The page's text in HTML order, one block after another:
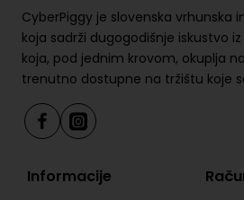
Materijal ručke:
Materijal okvira i prednje
legura
Materijal ručica za
legura
Veličina:
LED svjetla RGB:
CyberPiggy je slovenska vrhunska
koja sadrži dugogodišnje iskustvo
koja, pod jednim krovom, okuplja
trenutno dostupne na tržištu koje
Informacije